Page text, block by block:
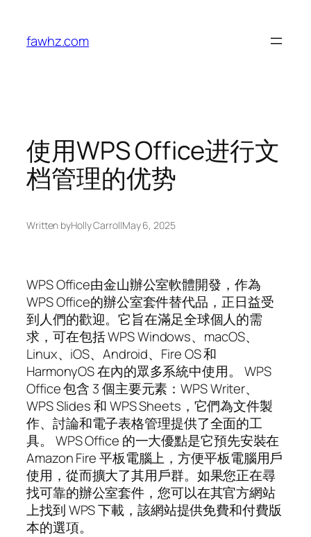
content
fawhz.com
使用WPS Office进行文
档管理的优势
Written byHolly CarrollMay 6, 2025
WPS Office由金山辦公室軟體開發，作為
WPS Office的辦公室套件替代品，正日益受
到人們的歡迎。它旨在滿足全球個人的需
求，可在包括 WPS Windows、macOS、
Linux、iOS、Android、Fire OS 和
HarmonyOS 在內的眾多系統中使用。 WPS
Office 包含 3 個主要元素：WPS Writer、
WPS Slides 和 WPS Sheets，它們為文件製
作、討論和電子表格管理提供了全面的工
具。 WPS Office 的一大優點是它預先安裝在
Amazon Fire 平板電腦上，方便平板電腦用戶
使用，從而擴大了其用戶群。如果您正在尋
找可靠的辦公室套件，您可以在其官方網站
上找到 WPS 下載，該網站提供免費和付費版
本的選項。